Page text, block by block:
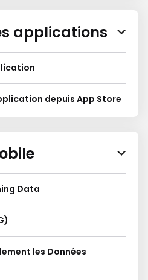
applications
depuis App Store
Data
les Données